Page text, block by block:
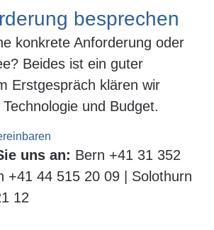
besprechen
konkrete Anforderung oder
Beides ist ein guter
Erstgespräch klären wir
und Budget.
uns an: Bern +41 31 352
+41 44 515 20 09 | Solothurn
12